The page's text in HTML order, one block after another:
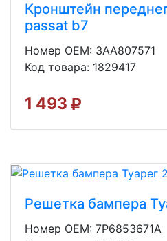
Кронштейн
passat b7
Номер OEM: 3AA807571
Код товара: 1829417
1 493
Решетка бампера
Номер OEM: 7P6853671A